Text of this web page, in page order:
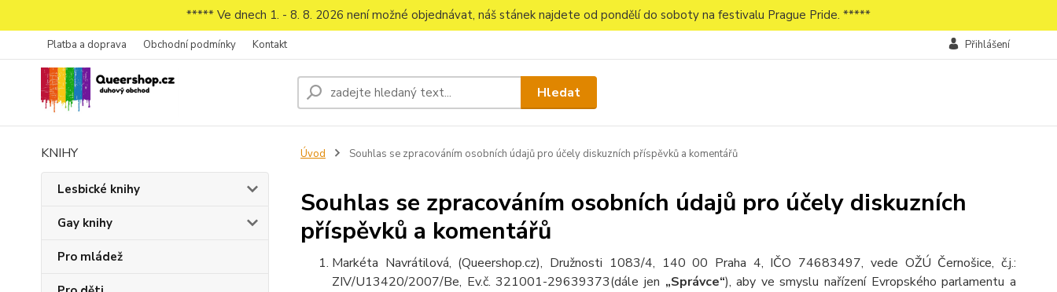
***** Ve dnech 1. - 8. 8. 2026 není možné objednávat, náš stánek najdete od pondělí do soboty na festivalu Prague Pride. *****
Platba a doprava Obchodní podmínky Kontakt Přihlášení
Hledat
KNIHY
Lesbické knihy
Gay knihy
Pro mládež
Úvod Souhlas se zpracováním osobních údajů pro účely diskuzních příspěvků a komentářů
Souhlas se zpracováním osobních údajů pro účely diskuzních
příspěvků a komentářů
Markéta Navrátilová, (Queershop.cz), Družnosti 1083/4, 140 00 Praha 4, IČO 74683497, vede OŽÚ Černošice, č.j.:
ZIV/U13420/2007/Be, Ev.č. 321001-29639373(dále jen „Správce“), aby ve smyslu nařízení Evropského parlamentu a